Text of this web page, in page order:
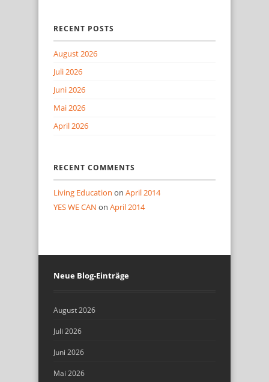
RECENT POSTS
August 2026
Juli 2026
Juni 2026
Mai 2026
April 2026
RECENT COMMENTS
Living Education on April 2014
YES WE CAN on April 2014
Neue Blog-Einträge
August 2026
Juli 2026
Juni 2026
Mai 2026